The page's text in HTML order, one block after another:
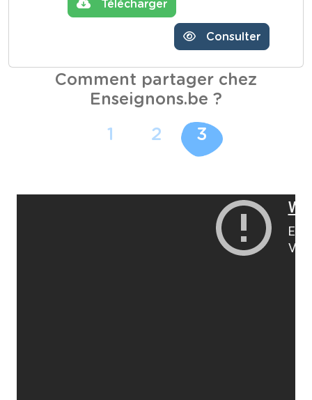
Télécharger
Consulter
Comment partager chez
Enseignons.be ?
1 2 3